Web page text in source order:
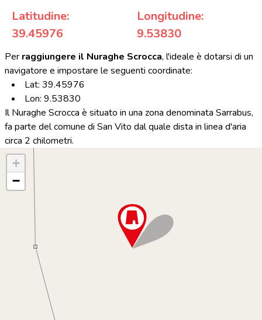
Latitudine:
39.45976
Longitudine:
9.53830
Per raggiungere il Nuraghe Scrocca, l'ideale è dotarsi di un
navigatore e impostare le seguenti coordinate:
Lat: 39.45976
Lon: 9.53830
Il Nuraghe Scrocca è situato in una zona denominata Sarrabus,
fa parte del comune di San Vito dal quale dista in linea d'aria
circa 2 chilometri.
+
−